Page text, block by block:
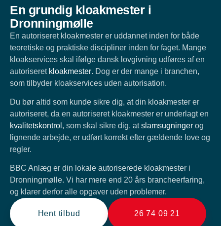
En grundig kloakmester i
Dronningmølle
En autoriseret kloakmester er uddannet inden for både
teoretiske og praktiske discipliner inden for faget. Mange
kloakservices skal ifølge dansk lovgivning udføres af en
autoriseret kloakmester. Dog er der mange i branchen,
som tilbyder kloakservices uden autorisation.
Du bør altid som kunde sikre dig, at din kloakmester er
autoriseret, da en autoriseret kloakmester er underlagt en
kvalitetskontrol , som skal sikre dig, atslamsugninger og
lignende arbejde, er udført korrekt efter gældende love og
regler.
BBC Anlæg er din lokale autoriserede kloakmester i
Dronningmølle. Vi har mere end 20 års brancheerfaring,
og klarer derfor alle opgaver uden problemer.
Hent tilbud 26 74 09 21